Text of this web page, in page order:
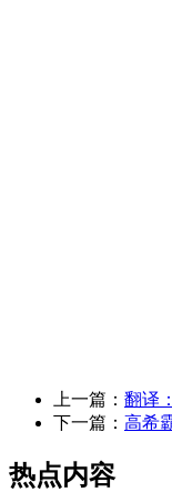
上一篇： 翻译
下一篇： 高希
热点内容